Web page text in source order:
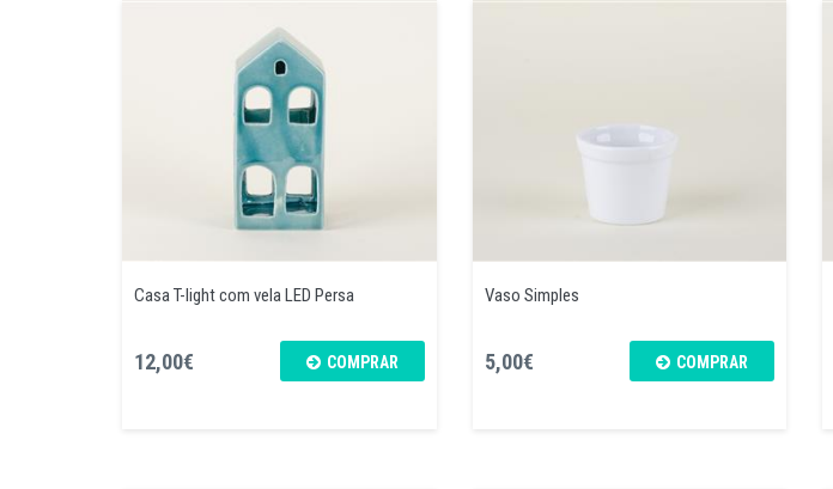
Casa T-light com vela LED Persa
12,00€ COMPRAR
Vaso Simples
5,00€ COMPRAR